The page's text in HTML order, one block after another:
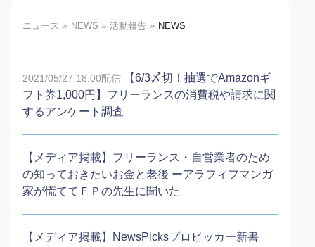
ニュース NEWS 活動報告 NEWS
2021/05/27 18:00配信
【6/3〆切！抽選でAmazonギ
フト券1,000円】フリーランスの消費税や請求に関
するアンケート調査
【メディア掲載】フリーランス・自営業者のため
の知っておきたいお金と老後 ーアラフィフマンガ
家が慌ててＦＰの先生に聞いた
【メディア掲載】NewsPicksプロピッカー新書